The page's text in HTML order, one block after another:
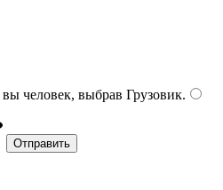
человек, выбрав Грузовик.